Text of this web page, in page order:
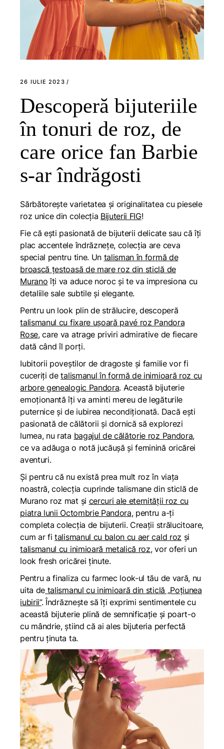
26 IULIE 2023
Descoperă bijuteriile
în tonuri de roz, de
care orice fan Barbie
s-ar îndrăgosti
Sărbătorește varietatea și originalitatea cu piesele
roz unice din colecția Bijuterii FIG!
Fie că ești pasionată de bijuterii delicate sau că îți
plac accentele îndrăznețe, colecția are ceva
special pentru tine. Un talisman în formă de
broască țestoasă de mare roz din sticlă de
Murano îți va aduce noroc și te va impresiona cu
detaliile sale subtile și elegante.
Pentru un look plin de strălucire, descoperă
talismanul cu fixare ușoară pavé roz Pandora
Rose, care va atrage priviri admirative de fiecare
dată când îl porți.
Iubitorii poveștilor de dragoste și familie vor fi
cuceriți detalismanul în formă de inimioară roz cu
arbore genealogic Pandora. Această bijuterie
emoționantă îți va aminti mereu de legăturile
puternice și de iubirea necondiționată. Dacă ești
pasionată de călătorii și dornică să explorezi
lumea, nu rata bagajul de călătorie roz Pandora,
ce va adăuga o notă jucăușă și feminină oricărei
aventuri.
Și pentru că nu există prea mult roz în viața
noastră, colecția cuprinde talismane din sticlă de
Murano roz mat și cercuri ale eternității roz cu
piatra lunii Octombrie Pandora, pentru a-ți
completa colecția de bijuterii. Creații strălucitoare,
cum ar fitalismanul cu balon cu aer cald roz și
talismanul cu inimioară metalică roz, vor oferi un
look fresh oricărei ținute.
Pentru a finaliza cu farmec look-ul tău de vară, nu
uita de talismanul cu inimioară din sticlă „Poțiunea
iubirii”. Îndrăznește să îți exprimi sentimentele cu
această bijuterie plină de semnificație și poart-o
cu mândrie, știind că ai ales bijuteria perfectă
pentru ținuta ta.